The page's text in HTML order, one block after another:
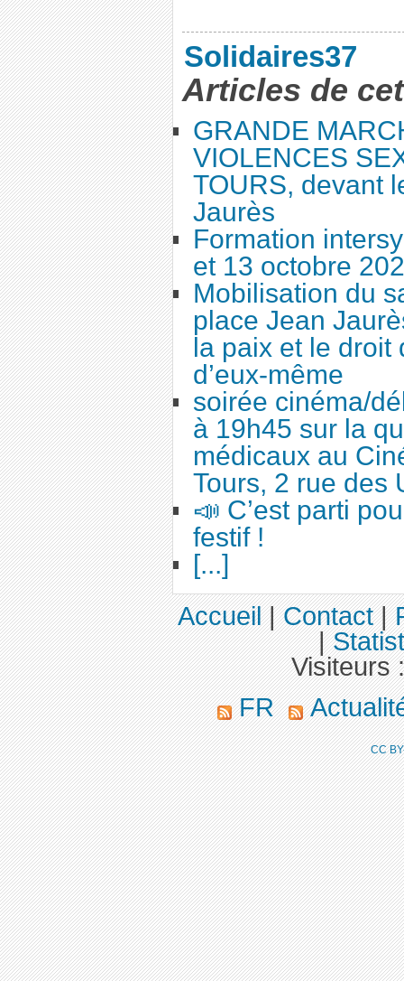
Solidaires37
Articles de
GRANDE
VIOLENCES
TOURS, devant
Jaurès
Formation
et 13 octobre
Mobilisation du
place Jean
la paix et le droit
d’eux-même
soirée cinéma/
à 19h45 sur la
médicaux au
Tours, 2 rue des
📣 C’est parti
festif !
[...]
Accueil|Contact|
|
Visiteurs
FR
CC